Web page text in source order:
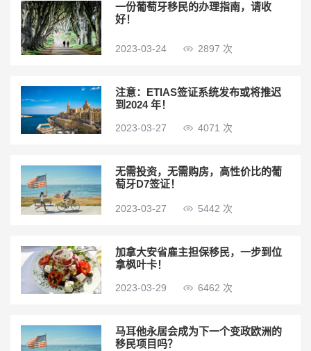
一份葡萄牙移民的办理指南，请收
好！
2023-03-24 2897 次
注意：ETIAS签证系统发布或将推迟
到2024 年！
2023-03-27 4071 次
无需投资，无需购房，高性价比的葡
萄牙D7签证！
2023-03-27 5442 次
加拿大安省雇主担保移民，一步到位
拿枫叶卡！
2023-03-29 6462 次
马耳他永居会成为下一个变政欧洲的
移民项目吗？